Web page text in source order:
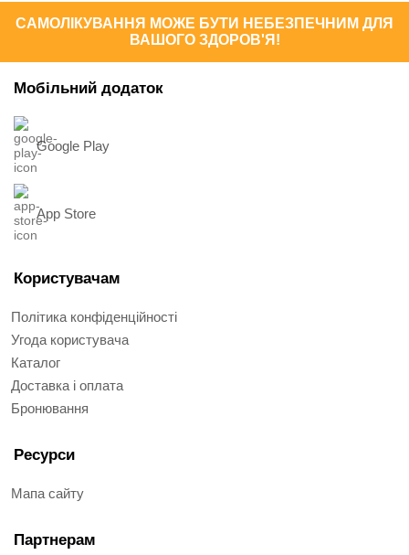
САМОЛІКУВАННЯ МОЖЕ БУТИ НЕБЕЗПЕЧНИМ ДЛЯ
ВАШОГО ЗДОРОВ'Я!
Мобільний додаток
Google Play
App Store
Користувачам
Політика конфіденційності
Угода користувача
Каталог
Доставка і оплата
Бронювання
Ресурси
Мапа сайту
Партнерам